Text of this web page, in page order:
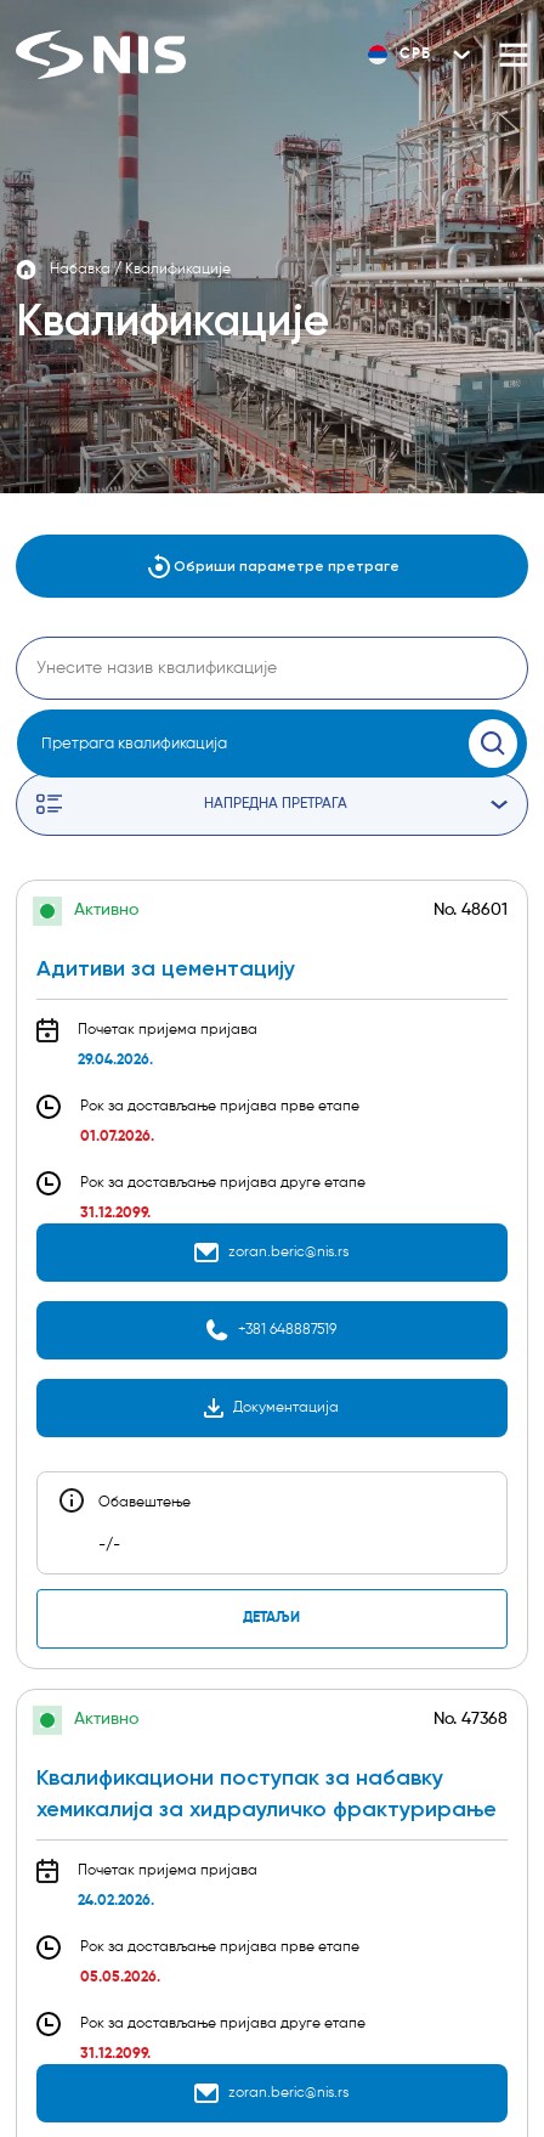
СРБ
Набавка/Квалификације
Квалификације
Обриши параметре претраге
Претрага квалификација
НАПРЕДНА ПРЕТРАГА
Активно No. 48601
Адитиви за цементацију
Почетак пријема пријава
29.04.2026.
Рок за достављање пријава прве етапе
01.07.2026.
Рок за достављање пријава друге етапе
31.12.2099.
zoran.beric@nis.rs
+381 648887519
Документација
Обавештењe
-/-
ДЕТАЉИ
Активно No. 47368
Квалификациони поступак за набавку
хемикалија за хидрауличко фрактурирање
Почетак пријема пријава
24.02.2026.
Рок за достављање пријава прве етапе
05.05.2026.
Рок за достављање пријава друге етапе
31.12.2099.
zoran.beric@nis.rs